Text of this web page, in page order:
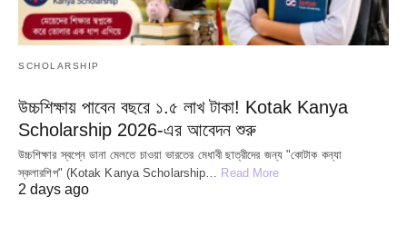
SCHOLARSHIP
উচ্চশিক্ষায় পাবেন বছরে ১.৫ লাখ টাকা! Kotak Kanya
Scholarship 2026-এর আবেদন শুরু
উচ্চশিক্ষার স্বপ্নে ডানা মেলতে চাওয়া ভারতের মেধাবী ছাত্রীদের জন্য "কোটাক কন্যা
স্কলারশিপ" (Kotak Kanya Scholarship… Read More
2 days ago